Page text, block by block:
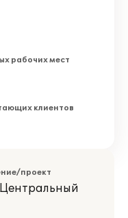
рабочих мест
клиентов
проект